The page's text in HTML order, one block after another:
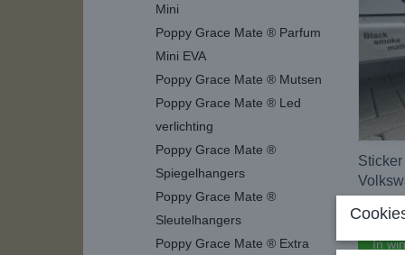
Mini
Poppy Grace Mate ® Parfum
Mini EVA
Poppy Grace Mate ® Mutsen
Poppy Grace Mate ® Led
verlichting
Poppy Grace Mate ®
Spiegelhangers
Poppy Grace Mate ®
Sleutelhangers
Poppy Grace Mate ® Extra
Sticker
€ 7,50
In